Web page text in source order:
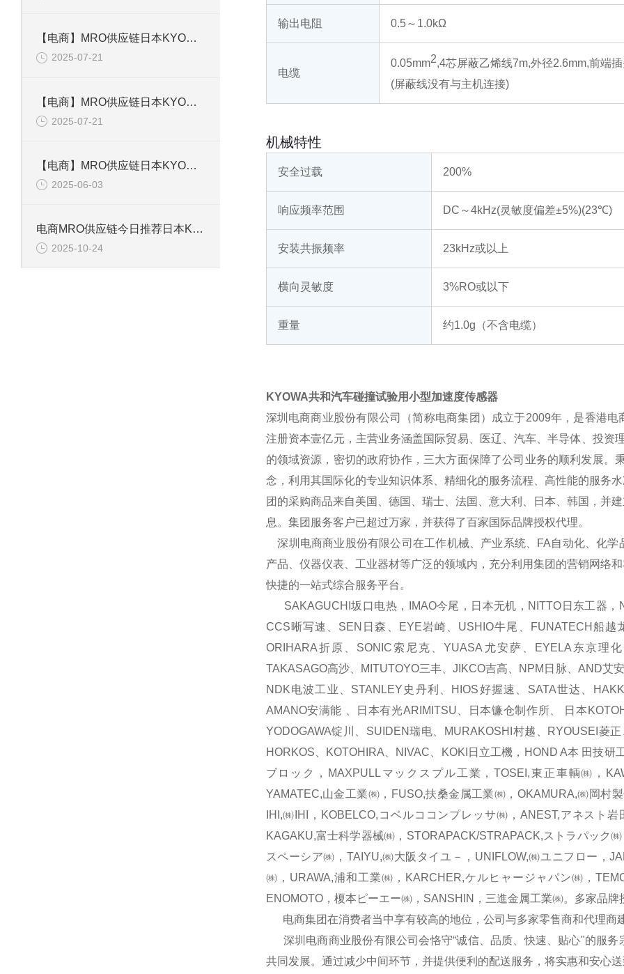
【电商】MRO供应链日本KYOWA共和 应变片 KFGS-1-120-D16-11L5M3S
2025-07-21
【电商】MRO供应链日本KYOWA共和 通用箔式应变片KFGS-2-350-D1-23
2025-07-21
【电商】MRO供应链日本KYOWA共和 小型通用显示器WGI-400A-00E
2025-06-03
电商MRO供应链今日推荐日本KYOWA共和电业应变片KFGS-1-120-D17-11 L3M2S
2025-10-24
输出电阻 0.5～1.0kΩ
电缆
0.05mm2,4芯屏蔽乙烯线7m,外径2.6mm,前端
(屏蔽线没有与主机连接)
机械特性
安全过载 200%
响应频率范围 DC～4kHz(灵敏度偏差±5%)(23℃)
安装共振频率 23kHz或以上
横向灵敏度 3%RO或以下
重量 约1.0g（不含电缆）
KYOWA共和汽车碰撞试验用小型加速度传感器
深圳电商商业股份有限公司（简称电商集团）成立于2009年，是香港
注册资本壹亿元，主营业务涵盖国际贸易、医辽、汽车、半导体、投
的领域资源，密切的政府协作，三大方面保障了公司业务的顺利发展。
念，利用其国际化的专业知识体系、精细化的服务流程、高性能的服务
团的采购商品来自美国、德国、瑞士、法国、意大利、日本、韩国，并
息。集团服务客户已超过万家，并获得了百家国际品牌授权代理。
深圳电商商业股份有限公司在工作机械、产业系统、FA自动化、化
产品、仪器仪表、工业器材等广泛的领域内，充分利用集团的营销网络
快捷的一站式综合服务平台。
SAKAGUCHI坂口电热，IMAO今尾，日本无机，NITTO日东工器，
CCS晰写速、SEN日森、EYE岩崎、USHIO牛尾、FUNATECH船
ORIHARA折原、SONIC索尼克、YUASA尤安萨、EYELA东京理
TAKASAGO高沙、MITUTOYO三丰、JIKCO吉高、NPM日脉、AND艾
NDK电波工业、STANLEY史丹利、HIOS好握速、SATA世达、
AMANO安满能 、日本有光ARIMITSU、日本镰仓制作所、 日本
YODOGAWA锭川、SUIDEN瑞电、MURAKOSHI村越、RYOUSEI菱
HORKOS、KOTOHIRA、NIVAC、KOKI日立工機，HOND A本 田技
ブロック，MAXPULLマックスプル工業，TOSEI,東正車輌㈱，
YAMATEC,山金工業㈱，FUSO,扶桑金属工業㈱，OKAMURA,㈱岡村
IHI,㈱IHI，KOBELCO,コベルココンプレッサ㈱，ANEST,アネスト
KAGAKU,富士科学器械㈱，STORAPACK/STRAPACK,ストラパック
スペーシア㈱，TAIYU,㈱大阪タイユ－，UNIFLOW,㈱ユニフロー，
㈱，URAWA,浦和工業㈱，KARCHER,ケルヒャージャパン㈱，
ENOMOTO，榎本ピーエー㈱，SANSHIN，三進金属工業㈱。多家品
电商集团在消费者当中享有较高的地位，公司与多家零售商和代理商
深圳电商商业股份有限公司会恪守“诚信、品质、快速、贴心"的服务
共同发展。通过减少中间环节，并提供便利的配送服务，将实惠和安心